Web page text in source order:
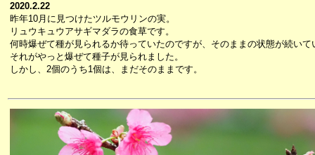
2020.2.22
昨年10月に見つけたツルモウリンの実。
リュウキュウアサギマダラの食草です。
何時爆ぜて種が見られるか待っていたのですが、そのままの状態が続いて
それがやっと爆ぜて種子が見られました。
しかし、2個のうち1個は、まだそのままです。